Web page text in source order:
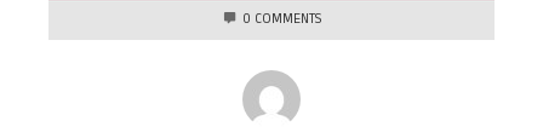
0 COMMENTS